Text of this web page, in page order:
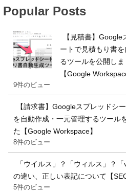
Popular Posts
【見積書】Google
ートで見積もり書
るツールを公開しま
【Google
9件のビュー
【請求書】Googleスプレッドシ
を自動作成・一元管理するツール
た【Google Workspace】
8件のビュー
「ウイルス」？「ウィルス」？
の違い、正しい表記について【
5件のビュー